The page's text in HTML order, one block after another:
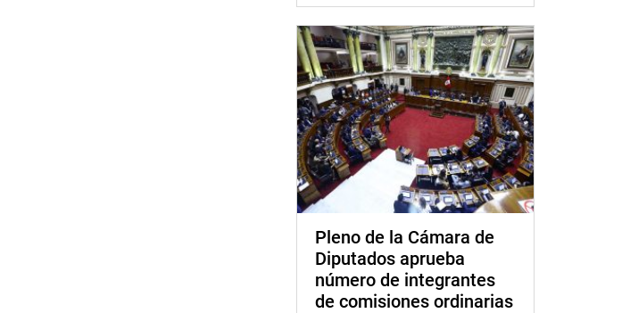
Pleno de la Cámara de
Diputados aprueba
número de integrantes
de comisiones ordinarias